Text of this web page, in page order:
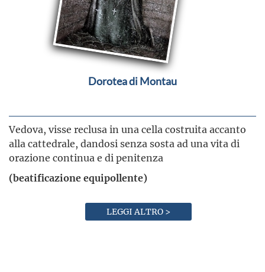
Dorotea di Montau
Vedova, visse reclusa in una cella costruita accanto
alla cattedrale, dandosi senza sosta ad una vita di
orazione continua e di penitenza
(beatificazione equipollente)
LEGGI ALTRO >